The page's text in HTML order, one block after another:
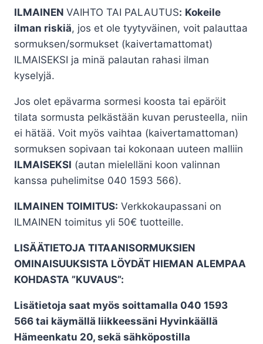
ILMAINEN VAIHTO TAI PALAUTUS: Kokeile
ilman riskiä, jos et ole tyytyväinen, voit palauttaa
sormuksen/sormukset (kaivertamattomat)
ILMAISEKSI ja minä palautan rahasi ilman
kyselyjä.
Jos olet epävarma sormesi koosta tai epäröit
tilata sormusta pelkästään kuvan perusteella, niin
ei hätää. Voit myös vaihtaa (kaivertamattoman)
sormuksen sopivaan tai kokonaan uuteen malliin
ILMAISEKSI (autan mielelläni koon valinnan
kanssa puhelimitse 040 1593 566).
ILMAINEN TOIMITUS: Verkkokaupassani on
ILMAINEN toimitus yli 50€ tuotteille.
LISÄÄTIETOJA TITAANISORMUKSIEN
OMINAISUUKSISTA LÖYDÄT HIEMAN ALEMPAA
KOHDASTA ”KUVAUS”:
Lisätietoja saat myös soittamalla 040 1593
566 tai käymällä liikkeessäni Hyvinkäällä
Hämeenkatu 20, sekä sähköpostilla